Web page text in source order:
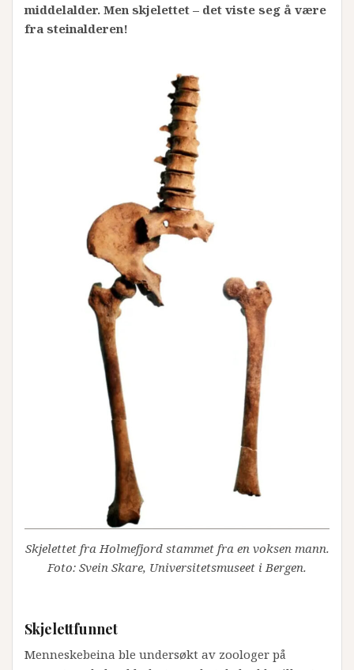
middelalder. Men skjelettet – det viste seg å være
fra steinalderen!
Skjelettet fra Holmefjord stammet fra en voksen mann.
Foto: Svein Skare, Universitetsmuseet i Bergen.
Skjelettfunnet
Menneskebeina ble undersøkt av zoologer på